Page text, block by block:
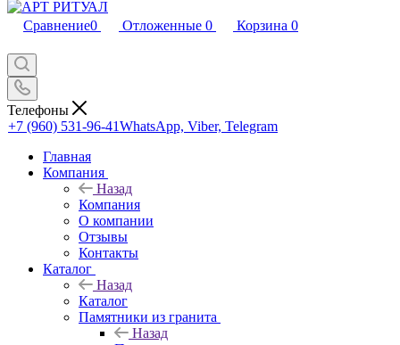
Сравнение0 Отложенные 0 Корзина 0
Телефоны
+7 (960) 531-96-41WhatsApp, Viber, Telegram
Главная
Компания
Назад
Компания
О компании
Отзывы
Контакты
Каталог
Назад
Каталог
Памятники из гранита
Назад